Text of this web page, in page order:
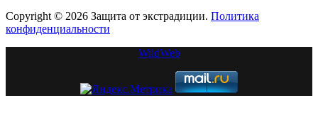
Copyright © 2026 Защита от экстрадиции. Политика
конфиденциальности
WildWeb